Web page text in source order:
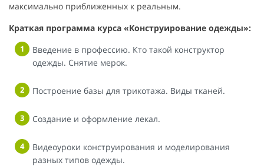
максимально приближенных к реальным.
Краткая программа курса «Конструирование одежды»:
Введение в профессию. Кто такой конструктор
одежды. Снятие мерок.
Построение базы для трикотажа. Виды тканей.
Создание и оформление лекал.
Видеоуроки конструирования и моделирования
разных типов одежды.